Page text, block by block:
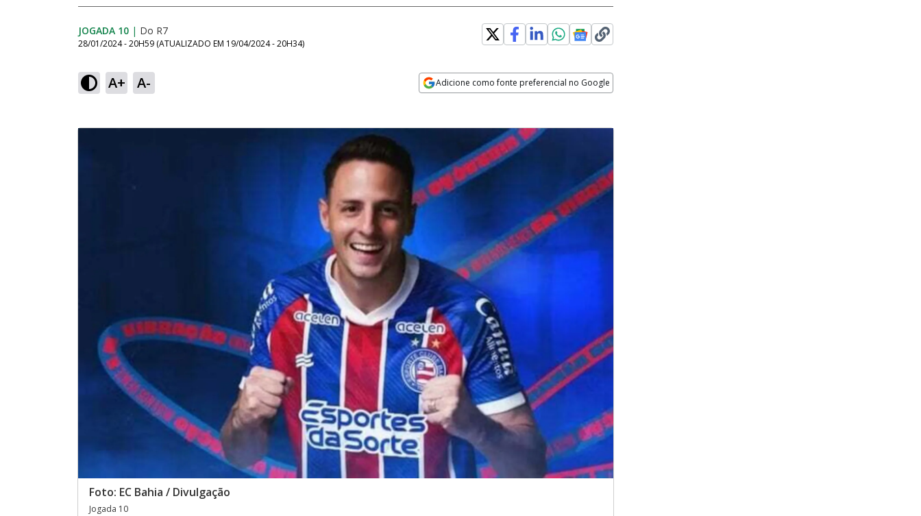
JOGADA 10 | Do R7
28/01/2024 - 20H59 (ATUALIZADO EM 19/04/2024 - 20H34)
A+ A- Adicione como fonte preferencial no Google
Foto: EC Bahia / Divulgação
Jogada 10